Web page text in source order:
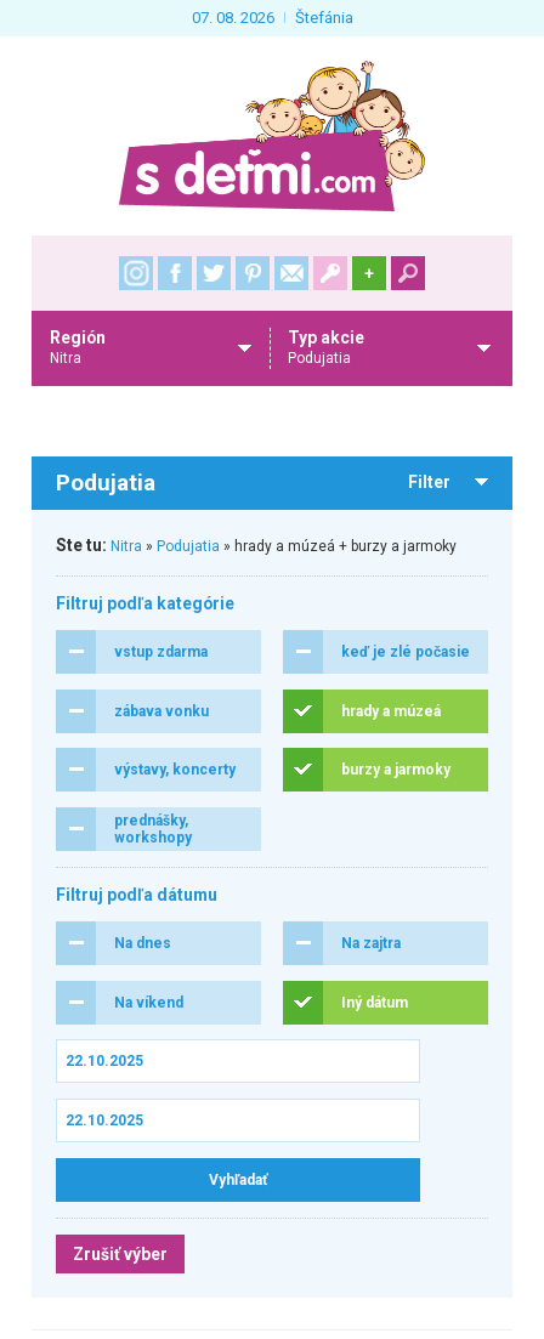
07. 08. 2026 Štefánia
+
Región
Nitra
Typ akcie
Podujatia
Podujatia Filter
Ste tu: Nitra » Podujatia » hrady a múzeá + burzy a jarmoky
Filtruj podľa kategórie
vstup zdarma keď je zlé počasie
zábava vonku hrady a múzeá
výstavy, koncerty burzy a jarmoky
prednášky,
workshopy
Filtruj podľa dátumu
Na dnes Na zajtra
Na víkend Iný dátum
Zrušiť výber